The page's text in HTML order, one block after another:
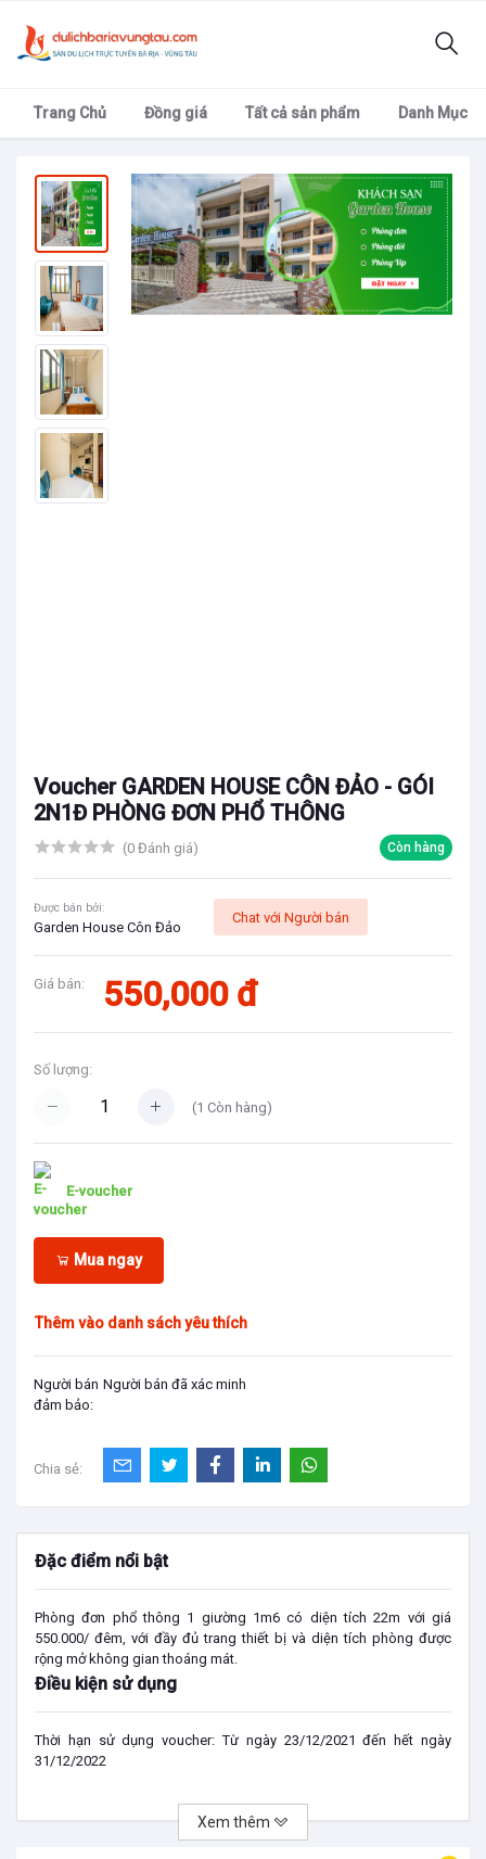
Trang Chủ Đồng giá Tất cả sản phẩm Danh Mục
Voucher GARDEN HOUSE CÔN ĐẢO - GÓI
2N1Đ PHÒNG ĐƠN PHỔ THÔNG
(0 Đánh giá) Còn hàng
Được bán bởi:
Garden House Côn Đảo
Chat với Người bán
Giá bán: 550,000 đ
Số lượng:
(1 Còn hàng)
E-voucher
Mua ngay
Thêm vào danh sách yêu thích
Người bán
đảm bảo:
Người bán đã xác minh
Chia sẻ:
Đặc điểm nổi bật
Phòng đơn phổ thông 1 giường 1m6 có diện tích 22m với giá
550.000/ đêm, với đầy đủ trang thiết bị và diện tích phòng được
rộng mở không gian thoáng mát.
Điều kiện sử dụng
Thời hạn sử dụng voucher: Từ ngày 23/12/2021 đến hết ngày
31/12/2022
Đây là Ưu đãi dưới dạng Bán trước - Sử dụng sau, khách hàng xin
lưu ý: Trước khi sử dụng voucher, vui lòng liên hệ với Nhà bán hàng
Xem thêm